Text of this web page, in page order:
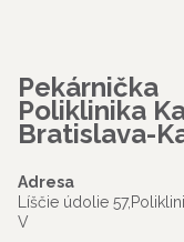
Pekárnička
Poliklinika
Bratislava-
Adresa
Líščie údolie
V